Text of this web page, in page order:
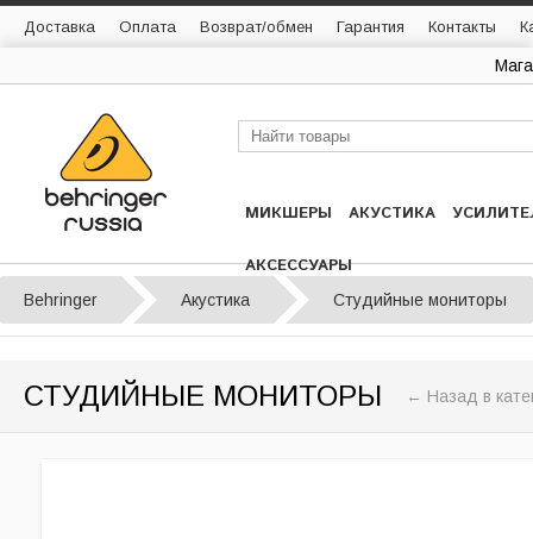
Доставка Оплата Возврат/обмен Гарантия Контакты
МИКШЕРЫ АКУСТИКА
АКСЕССУАРЫ
Behringer Акустика Студийные мониторы
СТУДИЙНЫЕ МОНИТОРЫ ← Назад в